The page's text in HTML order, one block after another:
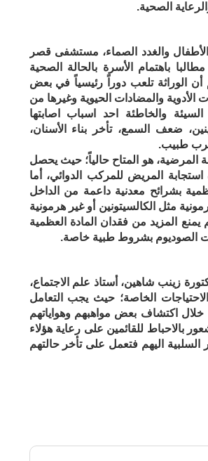
الصحية.
والغدد الصماء، مستشفى قصر
باهتمام الأسرة بالحالة الصحية
الوراثة تلعب دوراً رئيسياً في بعض
الأدوية والمضادات الحيوية وغيرها من
والخاطئة احد اسباب اصابتها
ضعف السمع، تأخر بناء الأسنان،
طبيب.
المرضية، هو المتاح حالياً؛ حيث يحصل
المريض للمركب الدوائي، أما
بشرائح معدنية داعمة من الداخل
مثل الكالسيتونين أو غير هرمونية
المزيد من فقدان المادة العظمية
زينب شاهين، أستاذ علم الاجتماع،
الخاصة؛ حيث يجب التعامل
خلال اكتشاف بعض مواهبهم وهواياتهم
بالاحباط للقائمين على رعاية هؤلاء
اليهم فتعمل على تأخر حالتهم